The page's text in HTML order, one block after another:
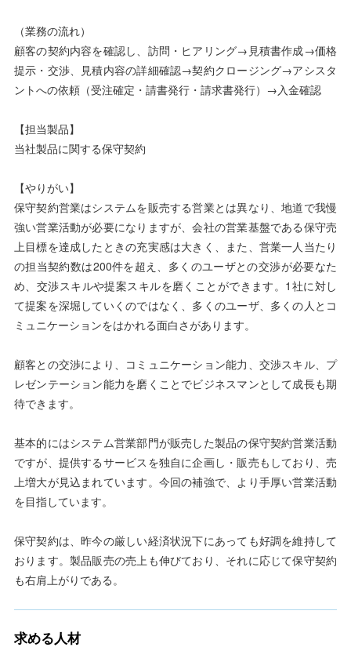
（業務の流れ）
顧客の契約内容を確認し、訪問・ヒアリング→見積書作成→価格
提示・交渉、見積内容の詳細確認→契約クロージング→アシスタ
ントへの依頼（受注確定・請書発行・請求書発行）→入金確認
【担当製品】
当社製品に関する保守契約
【やりがい】
保守契約営業はシステムを販売する営業とは異なり、地道で我慢
強い営業活動が必要になりますが、会社の営業基盤である保守売
上目標を達成したときの充実感は大きく、また、営業一人当たり
の担当契約数は200件を超え、多くのユーザとの交渉が必要なた
め、交渉スキルや提案スキルを磨くことができます。1社に対し
て提案を深堀していくのではなく、多くのユーザ、多くの人とコ
ミュニケーションをはかれる面白さがあります。
顧客との交渉により、コミュニケーション能力、交渉スキル、プ
レゼンテーション能力を磨くことでビジネスマンとして成長も期
待できます。
基本的にはシステム営業部門が販売した製品の保守契約営業活動
ですが、提供するサービスを独自に企画し・販売もしており、売
上増大が見込まれています。今回の補強で、より手厚い営業活動
を目指しています。
保守契約は、昨今の厳しい経済状況下にあっても好調を維持して
おります。製品販売の売上も伸びており、それに応じて保守契約
も右肩上がりである。
求める人材